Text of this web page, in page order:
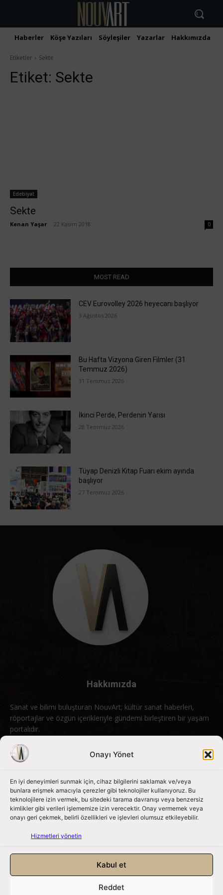
Onayı Yönet
En iyi deneyimleri sunmak için, cihaz bilgilerini saklamak ve/veya
bunlara erişmek amacıyla çerezler gibi teknolojiler kullanıyoruz. Bu
teknolojilere izin vermek, bu sitedeki tarama davranışı veya benzersiz
kimlikler gibi verileri işlememize izin verecektir. Onay vermemek veya
onayı geri çekmek, belirli özellikleri ve işlevleri olumsuz etkileyebilir.
Hizmetleri yönetin
Kabul et
Reddet
Haberler Köşe Yazıları Söyleşiler Yazarlar Hakkımızda
Etiketler Sekte
Etiket: Sekte
Edebiyat
Sekte
Kenan Yaşar 22 Kasım 2018 0
MOST READ
CEV Eurovolley 2026 heyecanı başlıyor
3 Ağustos 2026
Bu Hafta Vizyona Giren Filmler (31
Temmuz 2026)
31 Temmuz 2026
İkinci Perde, Perdenin Yarısı
28 Temmuz 2026
Tüyap Denizli Kitap Fuarı ekim ayında
başlıyor
27 Temmuz 2026
Hakkımızda
Sanat ve bilimi buluşturan NouvArt; kültür sanat haberleri,
röportajlar ve özgün içerikleriyle gündemi birleştiren bir yaşam
portalıdır.
Bizimle iletişime geçin: info@nouvart.net
Bizi Takip Edin